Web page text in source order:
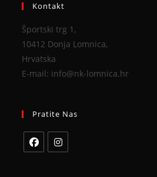
Kontakt
Športski trg 1,
10412 Donja Lomnica,
Hrvatska
E-mail: info@nk-lomnica.hr
Pratite Nas